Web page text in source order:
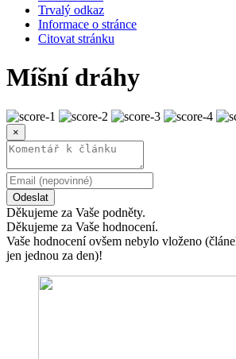
Trvalý odkaz
Informace o stránce
Citovat stránku
Míšní dráhy
×
Odeslat
Děkujeme za Vaše podněty.
Děkujeme za Vaše hodnocení.
Vaše hodnocení ovšem nebylo vloženo
jen jednou za den)!